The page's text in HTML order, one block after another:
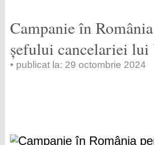
Campanie în
șefului cancelariei
• publicat la: 29 octombrie 2024